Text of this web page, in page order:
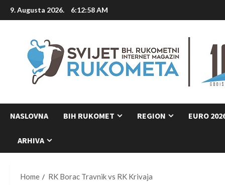
Skip
to
9. Augusta 2026. 6:12:59 AM
NASLOVNA BIH RUKOMET REGION EURO
ARHIVA
Home RK Borac Travnik vs RK Krivaja